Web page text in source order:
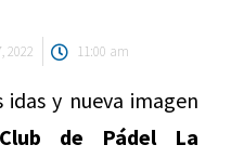
2022 11:00 am
idas y nueva imagen
Club de Pádel La